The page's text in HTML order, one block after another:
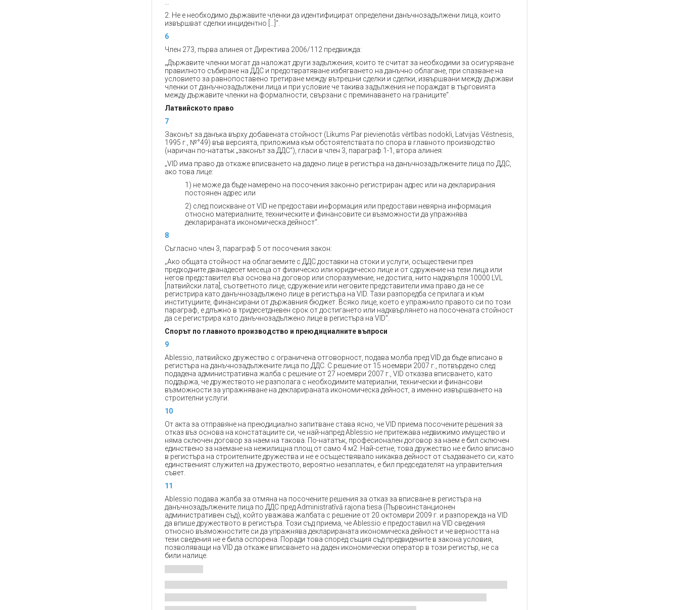
2. Не е необходимо държавите членки да идентифицират определени данъчнозадължени лица, които
извършват сделки инцидентно […]“.
6
Член 273, първа алинея от Директива 2006/112 предвижда:
„Държавите членки могат да наложат други задължения, които те считат за необходими за осигуряване
правилното събиране на ДДС и предотвратяване избягването на данъчно облагане, при спазване на
условието за равнопоставено третиране между вътрешни сделки и сделки, извършвани между държави
членки от данъчнозадължени лица и при условие че такива задължения не пораждат в търговията
между държавите членки на формалности, свързани с преминаването на границите“.
Латвийското право
7
Законът за данъка върху добавената стойност (Likums Par pievienotās vērtības nodokli, Latvijas Vēstnesis,
1995 г., №°49) във версията, приложима към обстоятелствата по спора в главното производство
(наричан по-нататък „законът за ДДС“), гласи в член 3, параграф 1-1, втора алинея:
„VID има право да откаже вписването на дадено лице в регистъра на данъчнозадължените лица по ДДС,
ако това лице:
1) не може да бъде намерено на посочения законно регистриран адрес или на декларирания
постоянен адрес или
2) след поискване от VID не предостави информация или предостави невярна информация
относно материалните, техническите и финансовите си възможности да упражнява
декларираната икономическа дейност“.
8
Съгласно член 3, параграф 5 от посочения закон:
„Ако общата стойност на облагаемите с ДДС доставки на стоки и услуги, осъществени през
предходните дванадесет месеца от физическо или юридическо лице и от сдружение на тези лица или
негов представител въз основа на договор или споразумение, не достига, нито надхвърля 10000 LVL
[латвийски лата], съответното лице, сдружение или неговите представители има право да не се
регистрира като данъчнозадължено лице в регистъра на VID. Тази разпоредба се прилага и към
институциите, финансирани от държавния бюджет. Всяко лице, което е упражнило правото си по този
параграф, е длъжно в тридесетдневен срок от достигането или надхвърлянето на посочената стойност
да се регистрира като данъчнозадължено лице в регистъра на VID“.
Спорът по главното производство и преюдициалните въпроси
9
Ablessio, латвийско дружество с ограничена отговорност, подава молба пред VID да бъде вписано в
регистъра на данъчнозадължените лица по ДДС. С решение от 15 ноември 2007 г., потвърдено след
подадена административна жалба с решение от 27 ноември 2007 г., VID отказва вписването, като
поддържа, че дружеството не разполага с необходимите материални, технически и финансови
възможности за упражняване на декларираната икономическа дейност, а именно извършването на
строителни услуги.
10
От акта за отправяне на преюдициално запитване става ясно, че VID приема посочените решения за
отказ въз основа на констатациите си, че най-напред Ablessio не притежава недвижимо имущество и
няма сключен договор за наем на такова. По-нататък, професионален договор за наем е бил сключен
единствено за наемане на нежилищна площ от само 4 м2. Най-сетне, това дружество не е било вписано
в регистъра на строителните дружества и не е осъществявало никаква дейност от създаването си, като
единственият служител на дружеството, вероятно незаплатен, е бил председателят на управителния
съвет.
11
Ablessio подава жалба за отмяна на посочените решения за отказ за вписване в регистъра на
данъчнозадължените лица по ДДС пред Аdministratīvā rajona tiesa (Първоинстанционен
административен съд), който уважава жалбата с решение от 20 октомври 2009 г. и разпорежда на VID
да впише дружеството в регистъра. Този съд приема, че Ablessio е предоставил на VID сведения
относно възможностите си да упражнява декларираната икономическа дейност и че верността на
тези сведения не е била оспорена. Поради това според същия съд предвидените в закона условия,
позволяващи на VID да откаже вписването на даден икономически оператор в този регистър, не са
били налице.